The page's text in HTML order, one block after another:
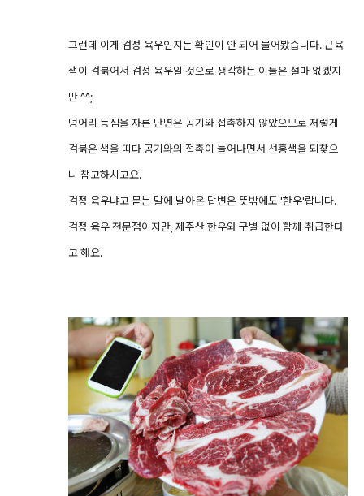
그런데 이게 검정 육우인지는 확인이 안 되어 물어봤습니다. 근육
색이 검붉어서 검정 육우일 것으로 생각하는 이들은 설마 없겠지
만 ^^;
덩어리 등심을 자른 단면은 공기와 접촉하지 않았으므로 저렇게
검붉은 색을 띠다 공기와의 접촉이 늘어나면서 선홍색을 되찾으
니 참고하시고요.
검정 육우냐고 묻는 말에 날아온 답변은 뜻밖에도 '한우'랍니다.
검정 육우 전문점이지만, 제주산 한우와 구별 없이 함께 취급한다
고 해요.